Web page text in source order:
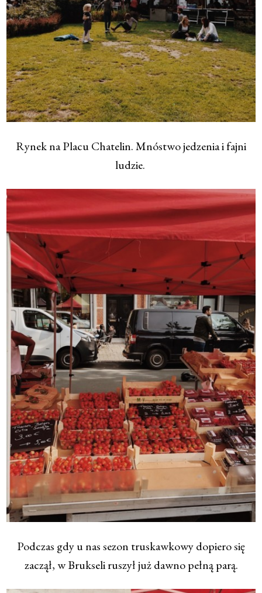
Rynek na Placu Chatelin. Mnóstwo jedzenia i fajni
ludzie.
Podczas gdy u nas sezon truskawkowy dopiero się
zaczął, w Brukseli ruszył już dawno pełną parą.